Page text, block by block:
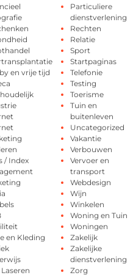
en vrije tijd
/ Index
en Kleding
Particuliere
dienstverlening
Rechten
Relatie
Sport
Startpaginas
Telefonie
Testing
Toerisme
Tuin en
buitenleven
Uncategorized
Vakantie
Verbouwen
Vervoer en
transport
Webdesign
Wijn
Winkelen
Woning en Tuin
Woningen
Zakelijk
Zakelijke
dienstverlening
Zorg